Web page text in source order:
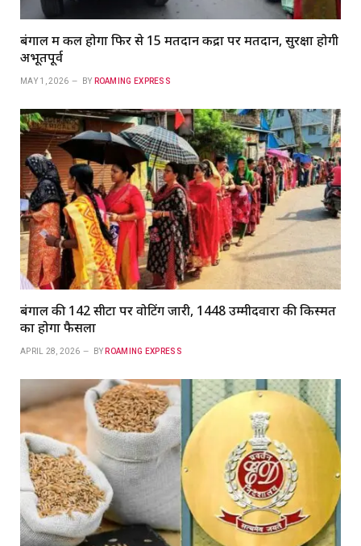
बंगाल में कल होगा फिर से 15 मतदान केंद्रों पर मतदान, सुरक्षा होगी
अभूतपूर्व
MAY 1, 2026 BY ROAMING EXPRESS
बंगाल की 142 सीटों पर वोटिंग जारी, 1448 उम्मीदवारों की किस्मत
का होगा फैसला
APRIL 28, 2026 BY ROAMING EXPRESS